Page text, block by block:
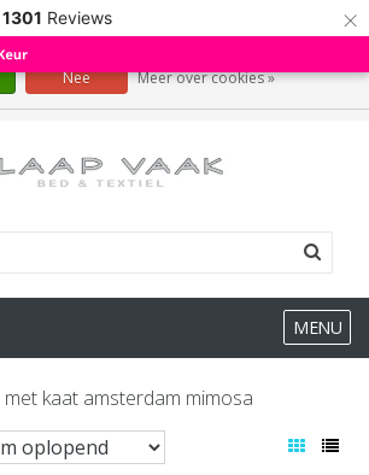
1301 Reviews ×
MENU
kaat amsterdam mimosa
om onze website te verbeteren. Is dat akkoord?
Nee Meer over cookies »